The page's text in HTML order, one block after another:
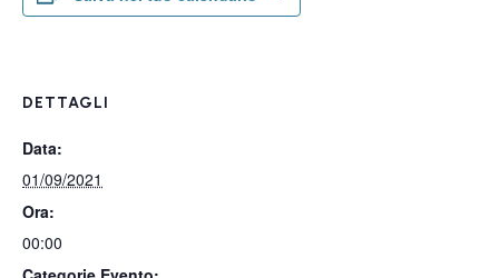
DETTAGLI
Data:
01/09/2021
Ora:
00:00